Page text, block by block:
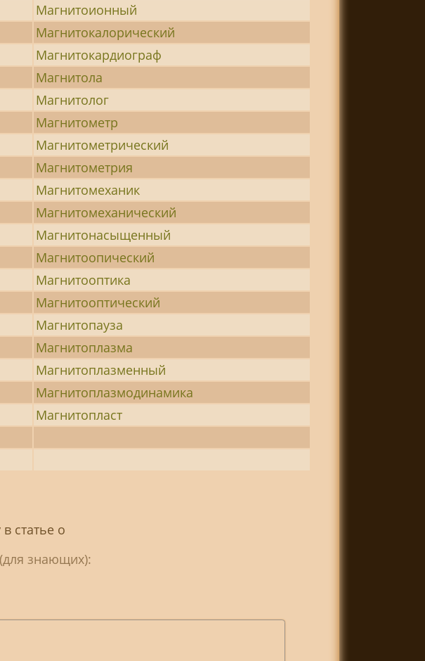
Магнитоионный
Магнитокалорический
Магнитокардиограф
Магнитола
Магнитолог
Магнитометр
Магнитометрический
Магнитометрия
Магнитомеханик
Магнитомеханический
Магнитонасыщенный
Магнитоопический
Магнитооптика
Магнитооптический
Магнитопауза
Магнитоплазма
Магнитоплазменный
Магнитоплазмодинамика
Магнитопласт
статье о
знающих):